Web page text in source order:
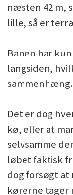
næsten 42 m,
lille, så er
Banen har
langsiden,
Det er dog
kø, eller at
selvsamme
løbet faktisk
dog forsøgt at
kørerne tager